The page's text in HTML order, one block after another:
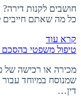
חושבים לקנות
כל מה שאתם
קרא עוד
טיפול משפטי
מכירה או רכישה
שמנוסח במיוחד
דין…